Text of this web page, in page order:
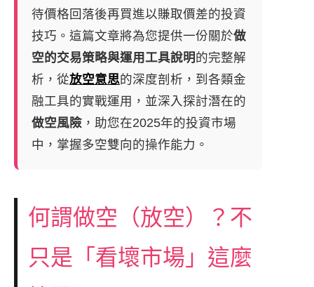
待價格回落後再買進以賺取價差的投資
技巧。這篇文章將為您提供一份關於做
空的交易策略與運用工具說明 的完整解
析，從放空意思的深度剖析，到各類金
融工具的實戰運用，並深入探討潛在的
做空風險 ，助您在2025年的投資市場
中，掌握多空雙向的操作能力。
何謂做空（放空）？不
只是「看壞市場」這麼